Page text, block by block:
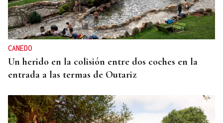
CANEDO
Un herido en la colisión entre dos coches en la
entrada a las termas de Outariz